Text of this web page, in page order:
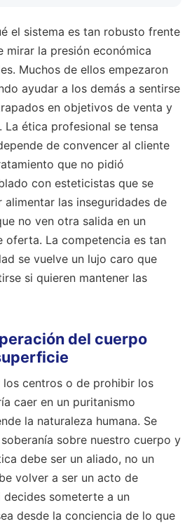
el sistema es tan robusto frente
mirar la presión económica
Muchos de ellos empezaron
ayudar a los demás a sentirse
en objetivos de venta y
ética profesional se tensa
de convencer al cliente
que no pidió
con esteticistas que se
alimentar las inseguridades de
no ven otra salida en un
oferta. La competencia es tan
se vuelve un lujo caro que
si quieren mantener las
del cuerpo
centros o de prohibir los
caer en un puritanismo
la naturaleza humana. Se
sobre nuestro cuerpo y
debe ser un aliado, no un
volver a ser un acto de
someterte a un
desde la conciencia de lo que